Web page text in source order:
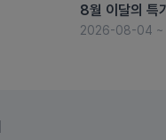
8월 이달의 특
2026-08-04 ~